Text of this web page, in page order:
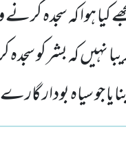
کیا ہوا کہ سجدہ
نہیں کہ بشر کو
جو سیاہ بودار